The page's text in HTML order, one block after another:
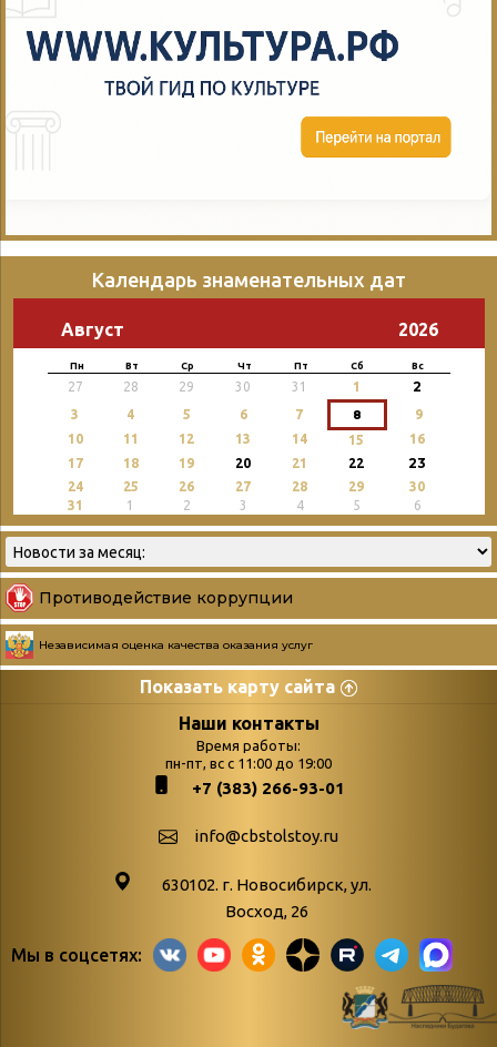
Календарь знаменательных дат
Август 2026
Пн Вт Ср Чт Пт Сб Вс
27 28 29 30 31 1 2
3 4 5 6 7 8
9
10
11 12 13 14 15
16
17
18 19 20 21 22 23
24 25 26 27 28 29
30
31
1 2 3 4 5 6
Противодействие коррупции
Независимая оценка качества оказания услуг
Показать карту сайта
Страницы
podvedenie-itogov-festivalya-
paskhalnaya-palitra
Библионочь – как ярмарка точь-в-
поступлений
Война. Народ.
живые»
«Мне всё
снятся
Наши контакты
Время работы:
пн-пт, вс с 11:00 до 19:00
+7 (383) 266-93-01
info@cbstolstoy.ru
630102. г. Новосибирск, ул.
Восход, 26
Мы в соцсетях: